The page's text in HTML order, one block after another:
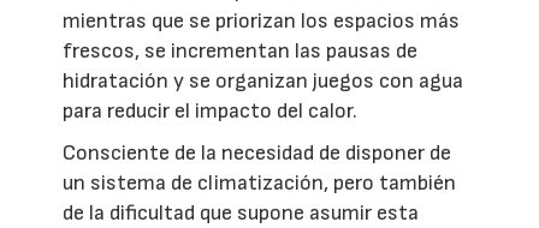
mientras que se priorizan los espacios más
frescos, se incrementan las pausas de
hidratación y se organizan juegos con agua
para reducir el impacto del calor.
Consciente de la necesidad de disponer de
un sistema de climatización, pero también
de la dificultad que supone asumir esta